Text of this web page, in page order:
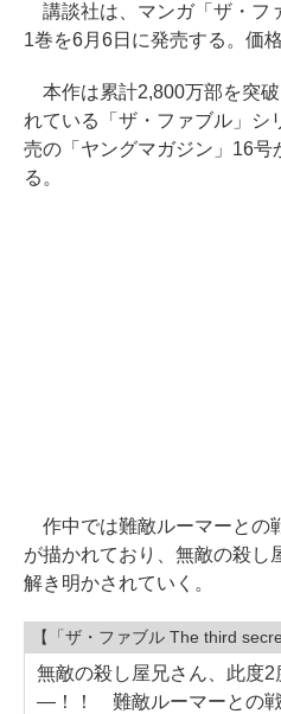
講談社は、マンガ「ザ・フ
1巻を6月6日に発売する。価
本作は累計2,800万部を突
れている「ザ・ファブル」シ
売の「ヤングマガジン」16号
る。
作中では難敵ルーマーとの
が描かれており、無敵の殺し
解き明かされていく。
【「ザ・ファブル The third
無敵の殺し屋兄さん、此度
―！！ 難敵ルーマーとの戦